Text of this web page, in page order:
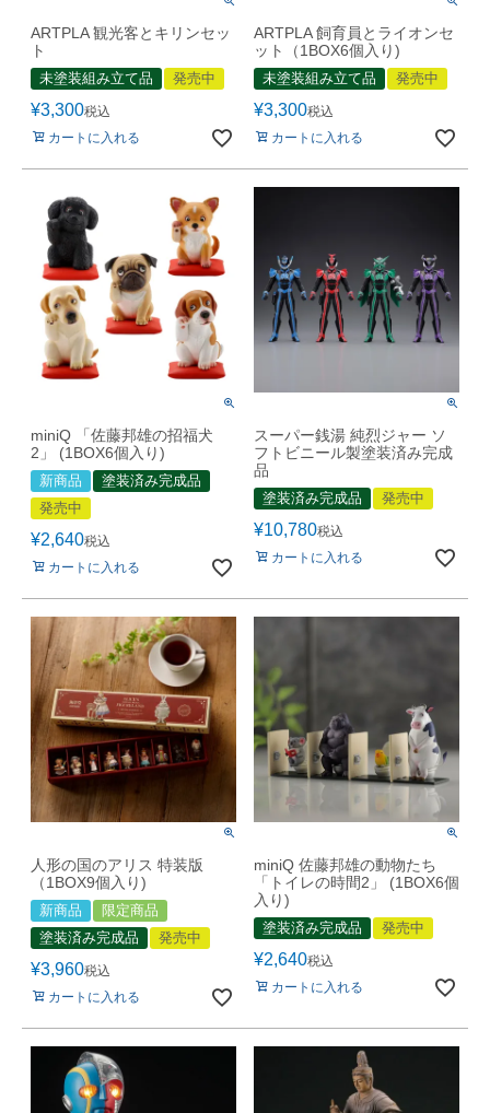
ARTPLA 観光客とキリンセッ
ト
未塗装組み立て品 発売中
¥3,300税込
カートに入れる
ARTPLA 飼育員とライオンセ
ット（1BOX6個入り)
未塗装組み立て品 発売中
¥3,300税込
カートに入れる
miniQ 「佐藤邦雄の招福犬
2」 (1BOX6個入り)
新商品
塗装済み完成品
発売中
¥2,640税込
カートに入れる
スーパー銭湯 純烈ジャー ソ
フトビニール製塗装済み完成
品
塗装済み完成品 発売中
¥10,780税込
カートに入れる
人形の国のアリス 特装版
（1BOX9個入り)
新商品
限定商品
塗装済み完成品
発売中
¥3,960税込
カートに入れる
miniQ 佐藤邦雄の動物たち
「トイレの時間2」 (1BOX6個
入り)
塗装済み完成品 発売中
¥2,640税込
カートに入れる